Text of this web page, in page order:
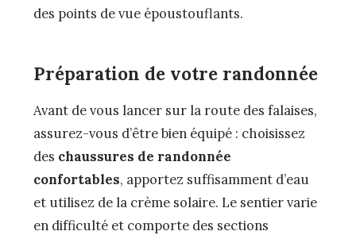
des points de vue époustouflants.
Préparation de votre randonnée
Avant de vous lancer sur la route des falaises,
assurez-vous d’être bien équipé : choisissez
des chaussures de randonnée
confortables, apportez suffisamment d’eau
et utilisez de la crème solaire. Le sentier varie
en difficulté et comporte des sections